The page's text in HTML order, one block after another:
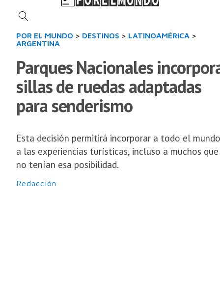
POR EL MUNDO > DESTINOS > LATINOAMÉRICA >
ARGENTINA
Parques Nacionales
sillas de ruedas adaptadas
para senderismo
Esta decisión permitirá incorporar a todo el mundo
a las experiencias turísticas, incluso a muchos que
no tenían esa posibilidad.
Redacción